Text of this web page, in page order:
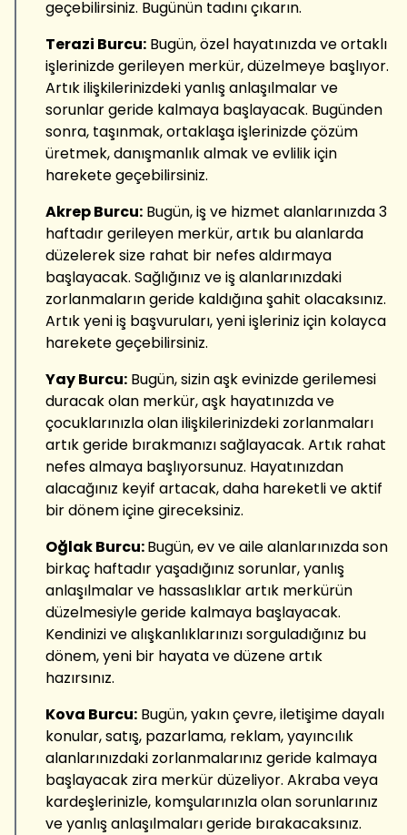
geçebilirsiniz. Bugünün tadını çıkarın.
Terazi Burcu: Bugün, özel hayatınızda ve ortaklı
işlerinizde gerileyen merkür, düzelmeye başlıyor.
Artık ilişkilerinizdeki yanlış anlaşılmalar ve
sorunlar geride kalmaya başlayacak. Bugünden
sonra, taşınmak, ortaklaşa işlerinizde çözüm
üretmek, danışmanlık almak ve evlilik için
harekete geçebilirsiniz.
Akrep Burcu: Bugün, iş ve hizmet alanlarınızda 3
haftadır gerileyen merkür, artık bu alanlarda
düzelerek size rahat bir nefes aldırmaya
başlayacak. Sağlığınız ve iş alanlarınızdaki
zorlanmaların geride kaldığına şahit olacaksınız.
Artık yeni iş başvuruları, yeni işleriniz için kolayca
harekete geçebilirsiniz.
Yay Burcu: Bugün, sizin aşk evinizde gerilemesi
duracak olan merkür, aşk hayatınızda ve
çocuklarınızla olan ilişkilerinizdeki zorlanmaları
artık geride bırakmanızı sağlayacak. Artık rahat
nefes almaya başlıyorsunuz. Hayatınızdan
alacağınız keyif artacak, daha hareketli ve aktif
bir dönem içine gireceksiniz.
Oğlak Burcu:Bugün, ev ve aile alanlarınızda son
birkaç haftadır yaşadığınız sorunlar, yanlış
anlaşılmalar ve hassaslıklar artık merkürün
düzelmesiyle geride kalmaya başlayacak.
Kendinizi ve alışkanlıklarınızı sorguladığınız bu
dönem, yeni bir hayata ve düzene artık
hazırsınız.
Kova Burcu: Bugün, yakın çevre, iletişime dayalı
konular, satış, pazarlama, reklam, yayıncılık
alanlarınızdaki zorlanmalarınız geride kalmaya
başlayacak zira merkür düzeliyor. Akraba veya
kardeşlerinizle, komşularınızla olan sorunlarınız
ve yanlış anlaşılmaları geride bırakacaksınız.